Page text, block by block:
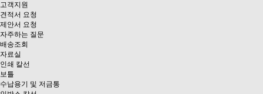
고객지원
견적서 요청
제안서 요청
자주하는 질문
배송조회
자료실
인쇄 칼선
보틀
수납용기 및 저금통